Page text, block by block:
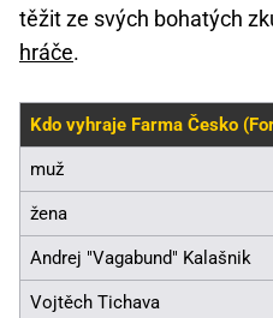
těžit ze svých bohatých
hráče.
Kdo vyhraje Farma Česko
muž
žena
Andrej "Vagabund" Kalašnik
Vojtěch Tichava